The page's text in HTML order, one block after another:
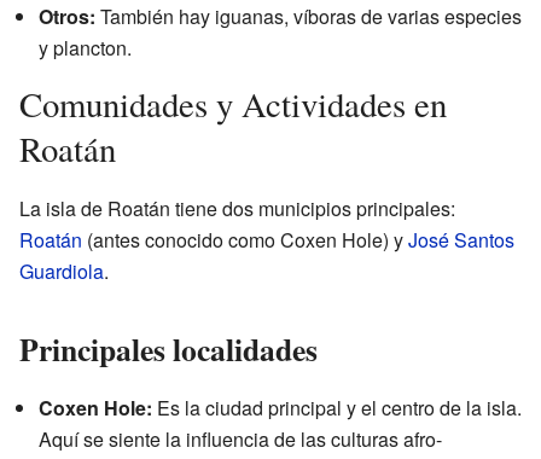
Otros: También hay iguanas, víboras de varias especies
y plancton.
Comunidades y Actividades en
Roatán
La isla de Roatán tiene dos municipios principales:
Roatán (antes conocido como Coxen Hole) yJosé Santos
Guardiola.
Principales localidades
Coxen Hole: Es la ciudad principal y el centro de la isla.
Aquí se siente la influencia de las culturas afro-